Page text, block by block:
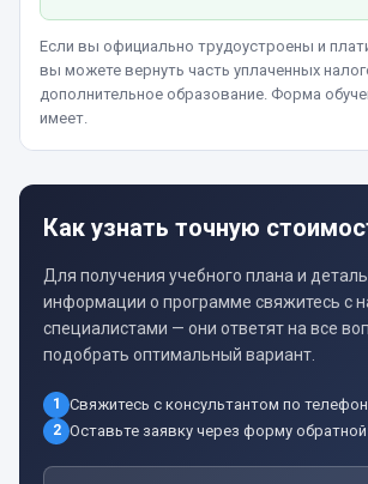
Если вы официально трудоустроены и
вы можете вернуть часть уплаченных
дополнительное образование. Форма
имеет.
Как узнать точную
Для получения учебного плана и
информации о программе свяжитесь с
специалистами — они ответят на все
подобрать оптимальный вариант.
1 Свяжитесь с консультантом по
2 Оставьте заявку через форму